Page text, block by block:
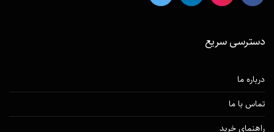
دسترسی‌ سریع
درباره ما
تماس با ما
راهنمای خرید